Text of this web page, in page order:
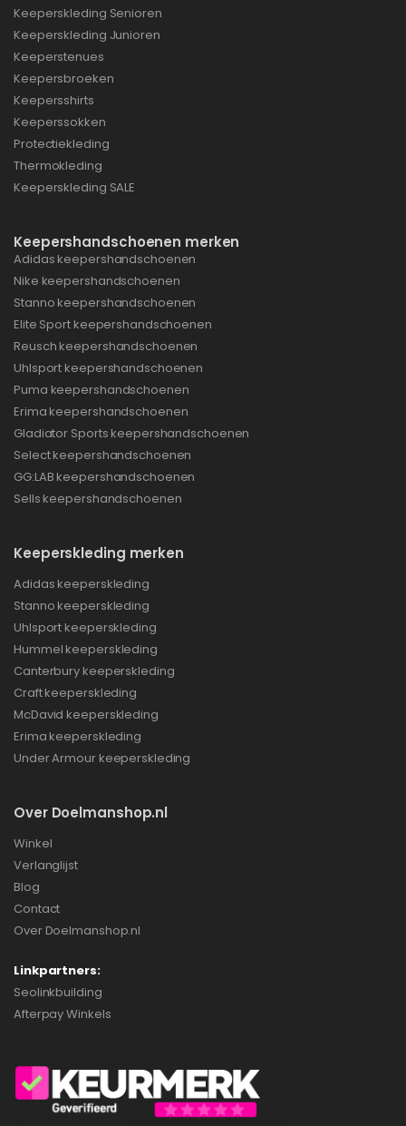
Keeperskleding Senioren
Keeperskleding Junioren
Keeperstenues
Keepersbroeken
Keepersshirts
Keeperssokken
Protectiekleding
Thermokleding
Keeperskleding SALE
Keepershandschoenen merken
Adidas keepershandschoenen
Nike keepershandschoenen
Stanno keepershandschoenen
Elite Sport keepershandschoenen
Reusch keepershandschoenen
Uhlsport keepershandschoenen
Puma keepershandschoenen
Erima keepershandschoenen
Gladiator Sports keepershandschoenen
Select keepershandschoenen
GG:LAB keepershandschoenen
Sells keepershandschoenen
Keeperskleding merken
Adidas keeperskleding
Stanno keeperskleding
Uhlsport keeperskleding
Hummel keeperskleding
Canterbury keeperskleding
Craft keeperskleding
McDavid keeperskleding
Erima keeperskleding
Under Armour keeperskleding
Over Doelmanshop.nl
Winkel
Verlanglijst
Blog
Contact
Over Doelmanshop.nl
Linkpartners:
Seolinkbuilding
Afterpay Winkels